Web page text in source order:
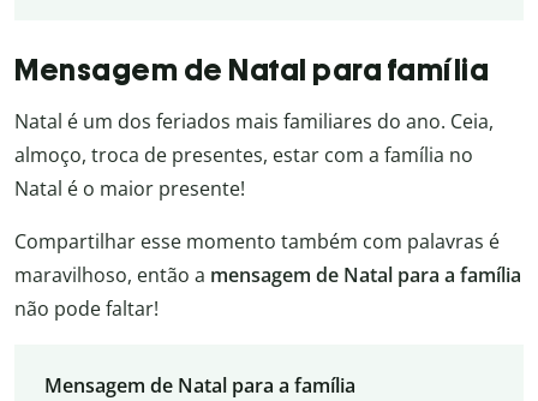
Mensagem de Natal para família
Natal é um dos feriados mais familiares do ano. Ceia,
almoço, troca de presentes, estar com a família no
Natal é o maior presente!
Compartilhar esse momento também com palavras é
maravilhoso, então a mensagem de Natal para a família
não pode faltar!
Mensagem de Natal para a família